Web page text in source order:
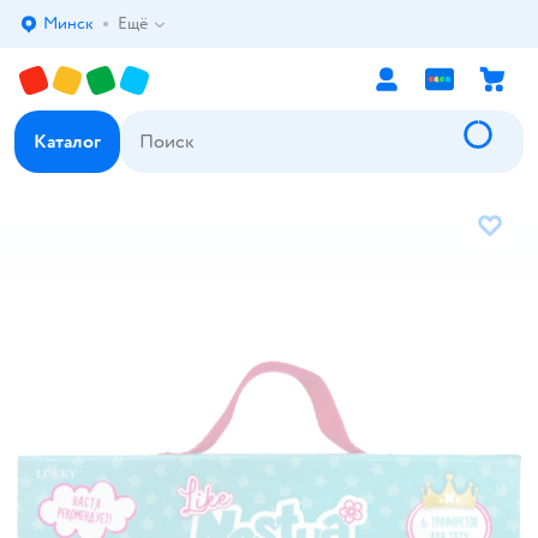
Выбор адреса доставки.
Минск Ещё
Каталог
В